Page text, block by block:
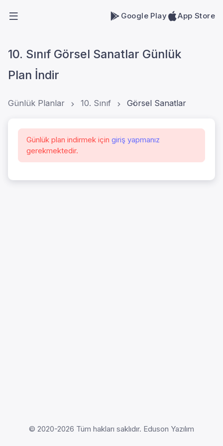
Google Play App Store
10. Sınıf Görsel Sanatlar Günlük
Plan İndir
Günlük Planlar 10. Sınıf Görsel Sanatlar
Günlük plan indirmek için giriş yapmanız
gerekmektedir.
© 2020-2026 Tüm hakları saklıdır. Eduson Yazılım